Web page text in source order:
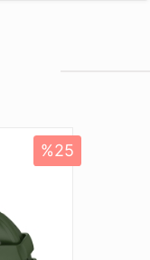
sayesinde bilekte
uygun sağlam
%25